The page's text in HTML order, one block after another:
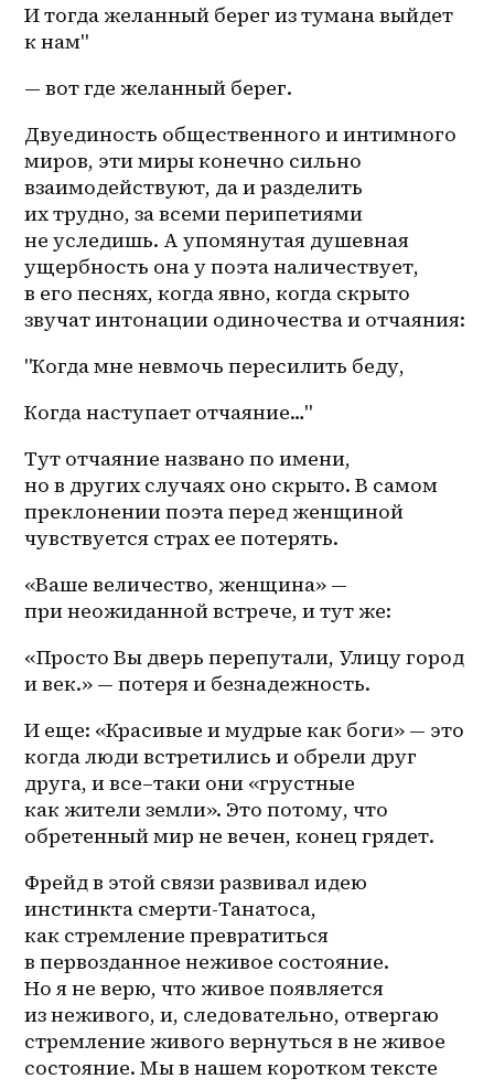
И тогда желанный берег из тумана выйдет
к нам"
— вот где желанный берег.
Двуединость общественного и интимного
миров, эти миры конечно сильно
взаимодействуют, да и разделить
их трудно, за всеми перипетиями
не уследишь. А упомянутая душевная
ущербность она у поэта наличествует,
в его песнях, когда явно, когда скрыто
звучат интонации одиночества и отчаяния:
"Когда мне невмочь пересилить беду,
Когда наступает отчаяние…"
Тут отчаяние названо по имени,
но в других случаях оно скрыто. В самом
преклонении поэта перед женщиной
чувствуется страх ее потерять.
«Ваше величество, женщина» —
при неожиданной встрече, и тут же:
«Просто Вы дверь перепутали, Улицу город
и век.» — потеря и безнадежность.
И еще: «Красивые и мудрые как боги» — это
когда люди встретились и обрели друг
друга, и все–таки они «грустные
как жители земли». Это потому, что
обретенный мир не вечен, конец грядет.
Фрейд в этой связи развивал идею
инстинкта смерти-Танатоса,
как стремление превратиться
в первозданное неживое состояние.
Но я не верю, что живое появляется
из неживого, и, следовательно, отвергаю
стремление живого вернуться в не живое
состояние. Мы в нашем коротком тексте